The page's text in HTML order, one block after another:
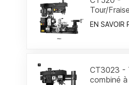
Tour/
combiné
EN SAVOIR
CT3023 -
combiné